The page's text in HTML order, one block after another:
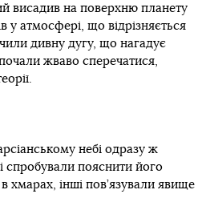
висадив на поверхню планету
у атмосфері, що відрізняється
дивну дугу, що нагадує
жваво сперечатися,
небі одразу ж
спробували пояснити його
хмарах, інші пов’язували явище